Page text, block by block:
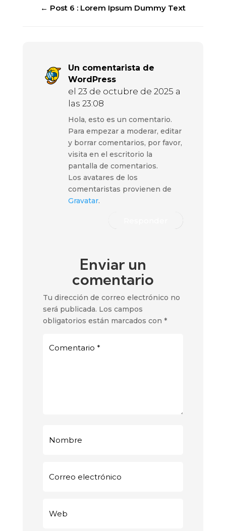
← Post 6 : Lorem Ipsum Dummy Text
Un comentarista de
WordPress
el 23 de octubre de 2025 a
las 23:08
Hola, esto es un comentario.
Para empezar a moderar, editar
y borrar comentarios, por favor,
visita en el escritorio la
pantalla de comentarios.
Los avatares de los
comentaristas provienen de
Gravatar.
Enviar un
comentario
Tu dirección de correo electrónico no
será publicada. Los campos
obligatorios están marcados con *